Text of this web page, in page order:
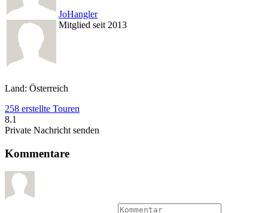
JoHangler
Mitglied seit 2013
Land: Österreich
258 erstellte Touren
8.1
Private Nachricht senden
Kommentare